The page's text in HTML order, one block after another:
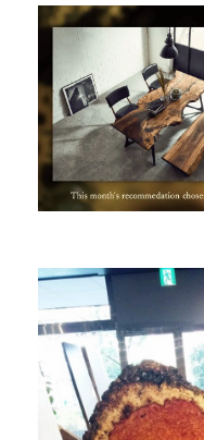
お問い合わせ